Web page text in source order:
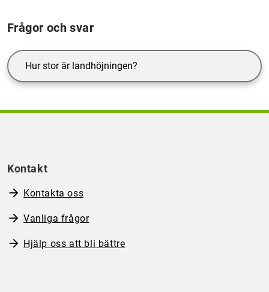
Frågor och svar
Hur stor är landhöjningen?
Kontakt
Kontakta oss
Vanliga frågor
Hjälp oss att bli bättre